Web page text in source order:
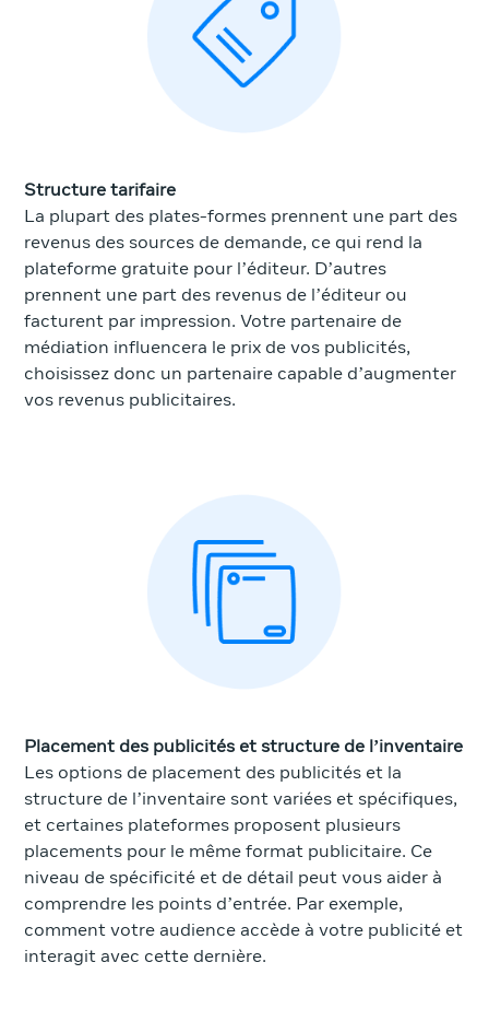
Structure tarifaire
La plupart des plates-formes prennent une part des
revenus des sources de demande, ce qui rend la
plateforme gratuite pour l’éditeur. D’autres
prennent une part des revenus de l’éditeur ou
facturent par impression. Votre partenaire de
médiation influencera le prix de vos publicités,
choisissez donc un partenaire capable d’augmenter
vos revenus publicitaires.
Placement des publicités et structure de l’inventaire
Les options de placement des publicités et la
structure de l’inventaire sont variées et spécifiques,
et certaines plateformes proposent plusieurs
placements pour le même format publicitaire. Ce
niveau de spécificité et de détail peut vous aider à
comprendre les points d’entrée. Par exemple,
comment votre audience accède à votre publicité et
interagit avec cette dernière.